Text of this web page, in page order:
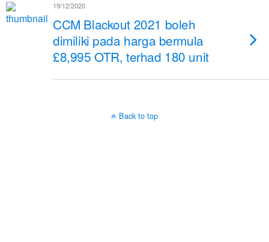
19/12/2020
CCM Blackout 2021 boleh
dimiliki pada harga bermula
£8,995 OTR, terhad 180 unit
Back to top